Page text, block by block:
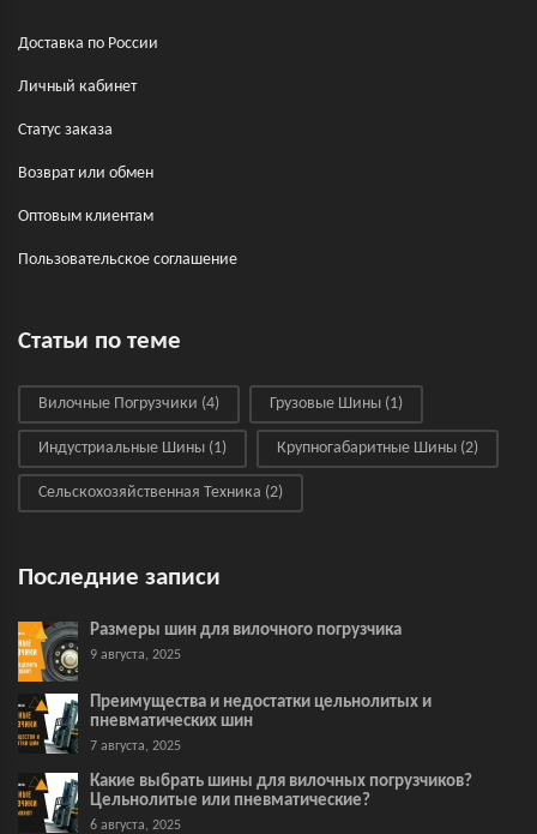
Доставка по России
Личный кабинет
Статус заказа
Возврат или обмен
Оптовым клиентам
Пользовательское соглашение
Статьи по теме
Вилочные Погрузчики (4) Грузовые Шины (1)
Индустриальные Шины (1) Крупногабаритные Шины (2)
Сельскохозяйственная Техника (2)
Последние записи
Размеры шин для вилочного погрузчика
9 августа, 2025
Преимущества и недостатки цельнолитых и
пневматических шин
7 августа, 2025
Какие выбрать шины для вилочных погрузчиков?
Цельнолитые или пневматические?
6 августа, 2025